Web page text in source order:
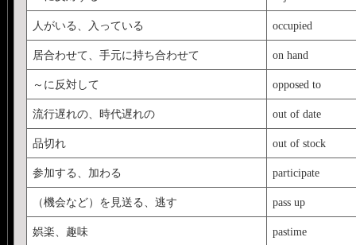
人がいる、入っている occupied
居合わせて、手元に持ち合わせて on hand
～に反対して opposed to
流行遅れの、時代遅れの out of date
品切れ out of stock
参加する、加わる participate
（機会など）を見送る、逃す pass up
娯楽、趣味 pastime